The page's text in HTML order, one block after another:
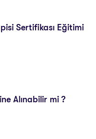
Sertifikası Eğitimi
Alınabilir mi ?